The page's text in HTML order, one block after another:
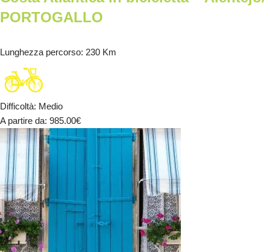
PORTOGALLO
Lunghezza percorso: 230 Km
Difficoltà: Medio
A partire da: 985.00€